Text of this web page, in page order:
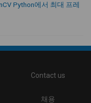
Python에서 최대 프레
Contact us
채용